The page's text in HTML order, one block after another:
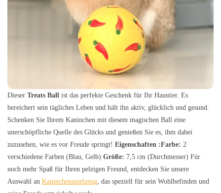
Dieser Treats Ball ist das perfekte Geschenk für Ihr Haustier. Es
bereichert sein tägliches Leben und hält ihn aktiv, glücklich und gesund.
Schenken Sie Ihrem Kaninchen mit diesem magischen Ball eine
unerschöpfliche Quelle des Glücks und genießen Sie es, ihm dabei
zuzusehen, wie es vor Freude springt! Eigenschaften :Farbe: 2
verschiedene Farben (Blau, Gelb) Größe: 7,5 cm (Durchmesser) Für
noch mehr Spaß für Ihren pelzigen Freund, entdecken Sie unsere
Auswahl an Kaninchenspielzeug, das speziell für sein Wohlbefinden und